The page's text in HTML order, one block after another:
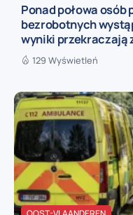
Ponad połowa osób
bezrobotnych
wyniki przekraczają
129 Wyświetleń